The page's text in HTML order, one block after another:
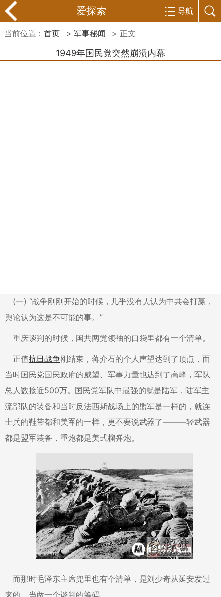
爱探索 导航
当前位置： 首页 > 军事秘闻 > 正文
1949年国民党突然崩溃内幕
(一) “战争刚刚开始的时候，几乎没有人认为中共会打赢，
舆论认为这是不可能的事。”
重庆谈判的时候，国共两党领袖的口袋里都有一个清单。
正值抗日战争刚结束，蒋介石的个人声望达到了顶点，而
当时国民党国民政府的威望、军事力量也达到了高峰，军队
总人数接近500万。国民党军队中最强的就是陆军，陆军主
流部队的装备和当时反法西斯战场上的盟军是一样的，就连
士兵的鞋带都和美军的一样，更不要说武器了———轻武器
都是盟军装备，重炮都是美式榴弹炮。
而那时毛泽东主席兜里也有个清单，是刘少奇从延安发过
来的，当做一个谈判的筹码。